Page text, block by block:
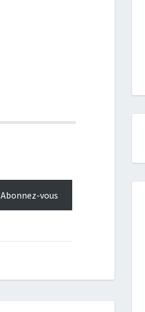
Abonnez-vous